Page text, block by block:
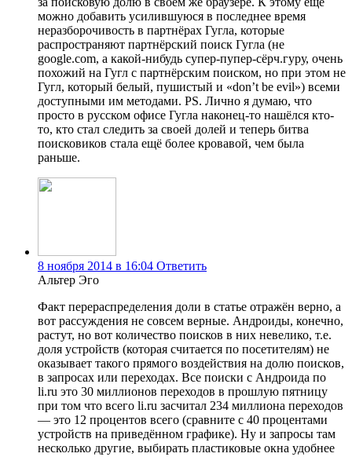
можно добавить усилившуюся в последнее время
неразборочивость в партнёрах Гугла, которые
распространяют партнёрский поиск Гугла (не
google.com, а какой-нибудь супер-пупер-сёрч.гуру, очень
похожий на Гугл с партнёрским поиском, но при этом не
Гугл, который белый, пушистый и «don’t be evil») всеми
доступными им методами. PS. Лично я думаю, что
просто в русском офисе Гугла наконец-то нашёлся кто-
то, кто стал следить за своей долей и теперь битва
поисковиков стала ещё более кровавой, чем была
раньше.
8 ноября 2014 в 16:04 Ответить
Альтер Эго
Факт перераспределения доли в статье отражён верно, а
вот рассуждения не совсем верные. Андроиды, конечно,
растут, но вот количество поисков в них невелико, т.е.
доля устройств (которая считается по посетителям) не
оказывает такого прямого воздействия на долю поисков,
в запросах или переходах. Все поиски с Андроида по
li.ru это 30 миллионов переходов в прошлую пятницу
при том что всего li.ru засчитал 234 миллиона переходов
— это 12 процентов всего (сравните с 40 процентами
устройств на приведённом графике). Ну и запросы там
несколько другие, выбирать пластиковые окна удобнее